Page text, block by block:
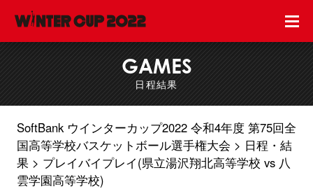
GAMES
日程結果
SoftBank ウインターカップ2022 令和4年度 第75回全
国高等学校バスケットボール選手権大会
日程・結
果
プレイバイプレイ(県立湯沢翔北高等学校 vs 八
雲学園高等学校)